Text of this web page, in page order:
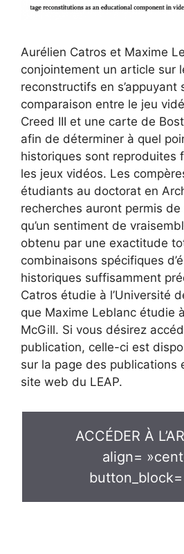
Aurélien Catros et Maxime
conjointement un article sur
reconstructifs en s’appuyant
comparaison entre le jeu
Creed III et une carte de
afin de déterminer à quel
historiques sont reproduites
les jeux vidéos. Les
étudiants au doctorat en
recherches auront permis
qu’un sentiment de
obtenu par une exactitude
combinaisons spécifiques
historiques suffisamment
Catros étudie à l’Université
que Maxime Leblanc étudie
McGill. Si vous désirez
publication, celle-ci est
sur la page des publications
site web du LEAP.
ACCÉDER À
align=